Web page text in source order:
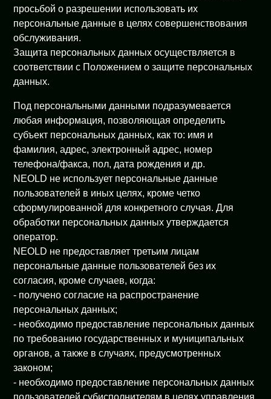
просьбой о разрешении использовать их
персональные данные в целях совершенствования
обслуживания.
Защита персональных данных осуществляется в
соответствии с Положением о защите персональных
данных.
Под персональными данными подразумевается
любая информация, позволяющая определить
субъект персональных данных, как то: имя и
фамилия, адрес, электронный адрес, номер
телефона/факса, пол, дата рождения и др.
NEOLD не использует персональные данные
пользователей в иных целях, кроме четко
сформулированной для конкретного случая. Для
обработки персональных данных утверждается
оператор.
NEOLD не предоставляет третьим лицам
персональные данные пользователей без их
согласия, кроме случаев, когда:
- получено согласие на распространение
персональных данных;
- необходимо предоставление персональных данных
по требованию государственных и муниципальных
органов, а также в случаях, предусмотренных
законом;
- необходимо предоставление персональных данных
пользователей субисполнителям в целях управления